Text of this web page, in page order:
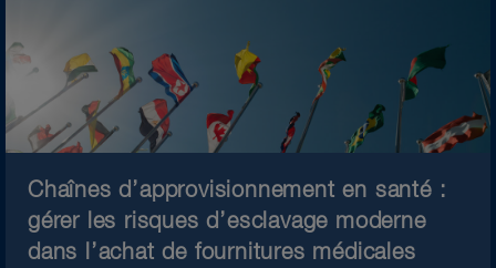
Chaînes d’approvisionnement en santé :
gérer les risques d’esclavage moderne
dans l’achat de fournitures médicales